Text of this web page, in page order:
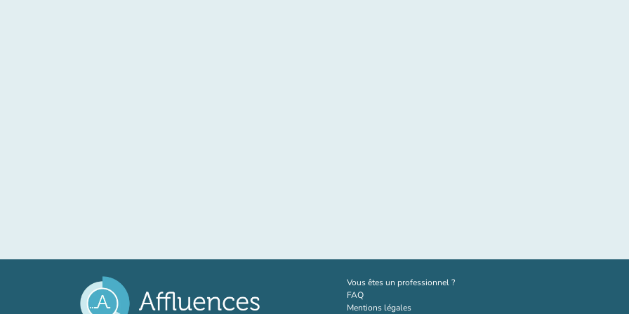
Vous êtes un professionnel ?(nouvel onglet)
FAQ
Mentions légales